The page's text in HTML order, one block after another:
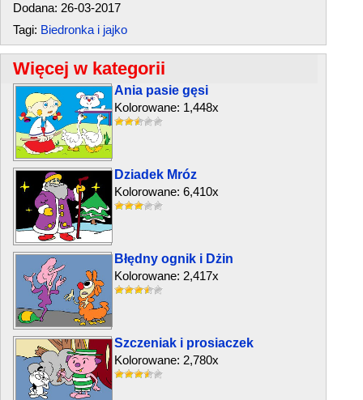
Dodana: 26-03-2017
Tagi: Biedronka i jajko
Więcej w kategorii
Ania pasie gęsi
Kolorowane: 1,448x
Dziadek Mróz
Kolorowane: 6,410x
Błędny ognik i Dżin
Kolorowane: 2,417x
Szczeniak i prosiaczek
Kolorowane: 2,780x